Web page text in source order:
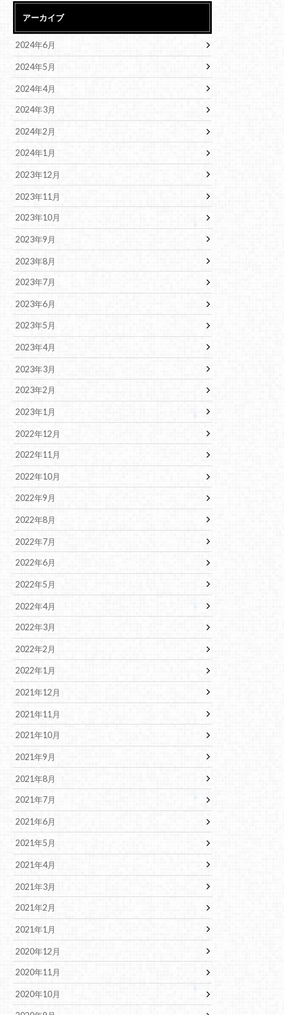
アーカイブ
2024年6月
2024年5月
2024年4月
2024年3月
2024年2月
2024年1月
2023年12月
2023年11月
2023年10月
2023年9月
2023年8月
2023年7月
2023年6月
2023年5月
2023年4月
2023年3月
2023年2月
2023年1月
2022年12月
2022年11月
2022年10月
2022年9月
2022年8月
2022年7月
2022年6月
2022年5月
2022年4月
2022年3月
2022年2月
2022年1月
2021年12月
2021年11月
2021年10月
2021年9月
2021年8月
2021年7月
2021年6月
2021年5月
2021年4月
2021年3月
2021年2月
2021年1月
2020年12月
2020年11月
2020年10月